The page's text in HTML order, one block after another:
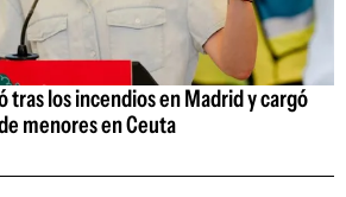
tras los incendios en Madrid y cargó
menores en Ceuta